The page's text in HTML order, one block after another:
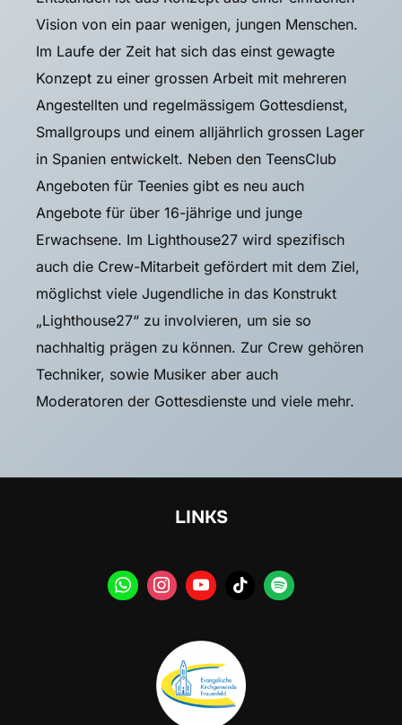
Vision von ein paar wenigen, jungen Menschen.
Im Laufe der Zeit hat sich das einst gewagte
Konzept zu einer grossen Arbeit mit mehreren
Angestellten und regelmässigem Gottesdienst,
Smallgroups und einem alljährlich grossen Lager
in Spanien entwickelt. Neben den TeensClub
Angeboten für Teenies gibt es neu auch
Angebote für über 16-jährige und junge
Erwachsene. Im Lighthouse27 wird spezifisch
auch die Crew-Mitarbeit gefördert mit dem Ziel,
möglichst viele Jugendliche in das Konstrukt
„Lighthouse27“ zu involvieren, um sie so
nachhaltig prägen zu können. Zur Crew gehören
Techniker, sowie Musiker aber auch
Moderatoren der Gottesdienste und viele mehr.
LINKS